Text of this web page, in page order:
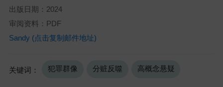
出版日期：2024
审阅资料：PDF
Sandy (点击复制邮件地址)
关键词： 犯罪群像 分赃反噬 高概念悬疑